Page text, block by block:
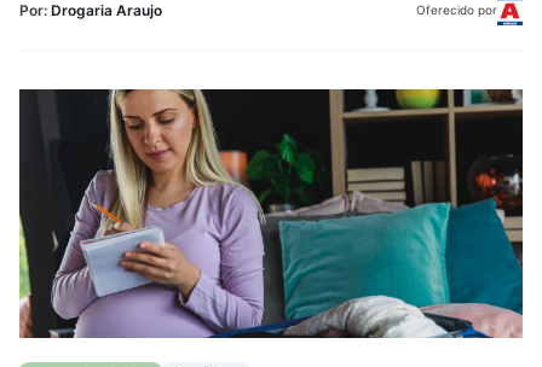
Por: Drogaria Araujo Oferecido por